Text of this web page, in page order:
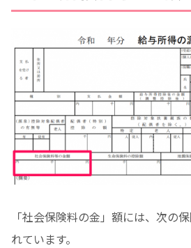
「社会保険料の金」額には、次の
れています。